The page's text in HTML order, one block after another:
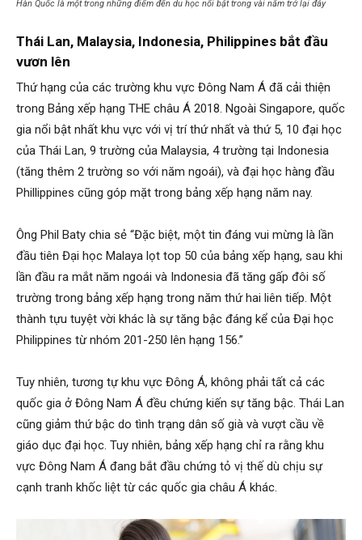
Hàn Quốc là một trong những điểm đến du học nổi bật trong vài năm trở lại đây
Thái Lan, Malaysia, Indonesia, Philippines bắt đầu
vươn lên
Thứ hạng của các trường khu vực Đông Nam Á đã cải thiện
trong Bảng xếp hạng THE châu Á 2018. Ngoài Singapore, quốc
gia nổi bật nhất khu vực với vị trí thứ nhất và thứ 5, 10 đại học
của Thái Lan, 9 trường của Malaysia, 4 trường tại Indonesia
(tăng thêm 2 trường so với năm ngoái), và đại học hàng đầu
Phillippines cũng góp mặt trong bảng xếp hạng năm nay.
Ông Phil Baty chia sẻ “Đặc biệt, một tin đáng vui mừng là lần
đầu tiên Đại học Malaya lọt top 50 của bảng xếp hạng, sau khi
lần đầu ra mắt năm ngoái và Indonesia đã tăng gấp đôi số
trường trong bảng xếp hạng trong năm thứ hai liên tiếp. Một
thành tựu tuyệt vời khác là sự tăng bậc đáng kể của Đại học
Philippines từ nhóm 201-250 lên hạng 156.”
Tuy nhiên, tương tự khu vực Đông Á, không phải tất cả các
quốc gia ở Đông Nam Á đều chứng kiến sự tăng bậc. Thái Lan
cũng giảm thứ bậc do tình trạng dân số già và vượt cầu về
giáo dục đại học. Tuy nhiên, bảng xếp hạng chỉ ra rằng khu
vực Đông Nam Á đang bắt đầu chứng tỏ vị thế dù chịu sự
cạnh tranh khốc liệt từ các quốc gia châu Á khác.